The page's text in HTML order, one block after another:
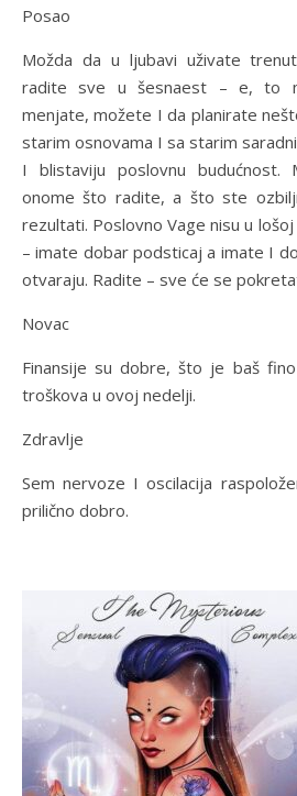
Posao
Možda da u ljubavi uživate
radite sve u šesnaest – e, to
menjate, možete I da planirate
starim osnovama I sa starim
I blistaviju poslovnu
onome što radite, a što ste
rezultati. Poslovno Vage nisu u
– imate dobar podsticaj a imate I
otvaraju. Radite – sve će se
Novac
Finansije su dobre, što je baš
troškova u ovoj nedelji.
Zdravlje
Sem nervoze I oscilacija
prilično dobro.